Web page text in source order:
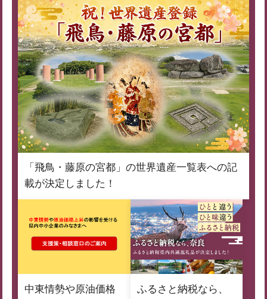
「飛鳥・藤原の宮都」の世界遺産一覧表への記
載が決定しました！
中東情勢や原油価格
ふるさと納税なら、